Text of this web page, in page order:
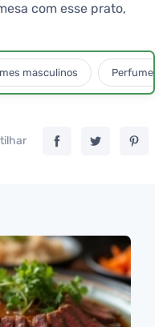
com esse prato,
masculinos Perfumes